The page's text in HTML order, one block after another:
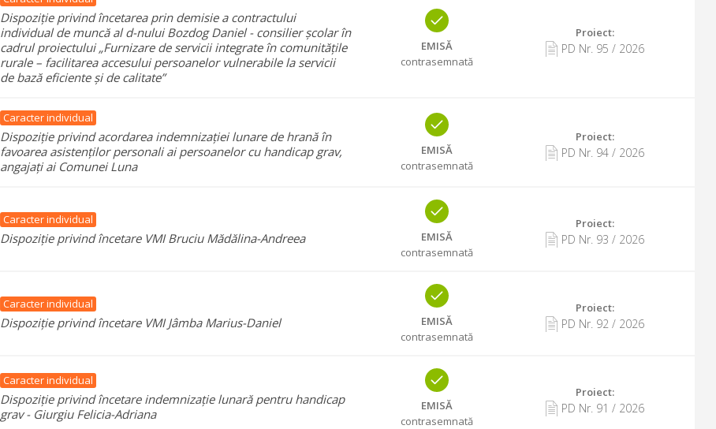
Dispoziție privind încetarea prin demisie a contractului
individual de muncă al d-nului Bozdog Daniel - consilier școlar în
cadrul proiectului „Furnizare de servicii integrate în comunitățile
rurale – facilitarea accesului persoanelor vulnerabile la servicii
de bază eficiente și de calitate”
EMISĂ
contrasemnată
Proiect:
PD Nr. 95 / 2026
Caracter individual
Dispoziție privind acordarea indemnizației lunare de hrană în
favoarea asistenților personali ai persoanelor cu handicap grav,
angajați ai Comunei Luna
EMISĂ
contrasemnată
Proiect:
PD Nr. 94/ 2026
Caracter individual
Dispoziție privind încetare VMI Bruciu Mădălina-Andreea
EMISĂ
contrasemnată
Proiect:
PD Nr. 93 / 2026
Caracter individual
Dispoziție privind încetare VMI Jâmba Marius-Daniel
EMISĂ
contrasemnată
Proiect:
PD Nr. 92/ 2026
Caracter individual
Dispoziție privind încetare indemnizație lunară pentru handicap
grav - Giurgiu Felicia-Adriana
EMISĂ
contrasemnată
Proiect:
PD Nr. 91 / 2026